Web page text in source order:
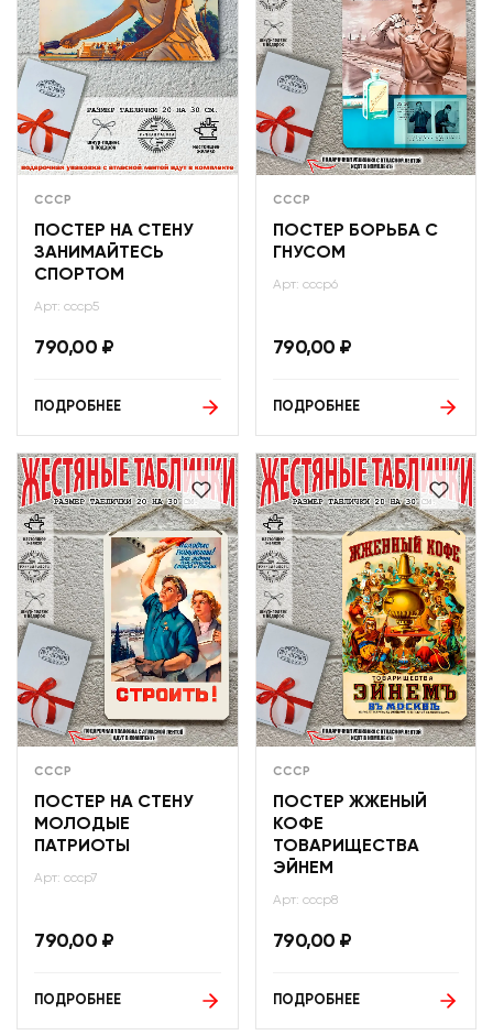
СССР
ПОСТЕР НА СТЕНУ
ЗАНИМАЙТЕСЬ
СПОРТОМ
Арт: ссср5
790,00 ₽
ПОДРОБНЕЕ
СССР
ПОСТЕР БОРЬБА С
ГНУСОМ
Арт: ссср6
790,00 ₽
ПОДРОБНЕЕ
СССР
ПОСТЕР НА СТЕНУ
МОЛОДЫЕ
ПАТРИОТЫ
Арт: ссср7
790,00 ₽
ПОДРОБНЕЕ
СССР
ПОСТЕР ЖЖЕНЫЙ
КОФЕ
ТОВАРИЩЕСТВА
ЭЙНЕМ
Арт: ссср8
790,00 ₽
ПОДРОБНЕЕ